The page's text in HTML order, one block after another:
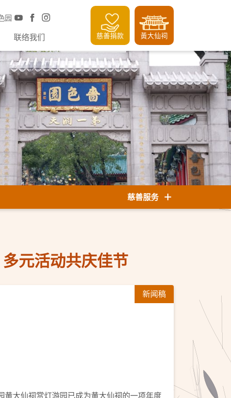
园
联络我们 慈善捐款 黃大仙祠
慈善服务
元活动共庆佳节
新闻稿
黄大仙祠赏灯游园已成为黄大仙祠的一项年度